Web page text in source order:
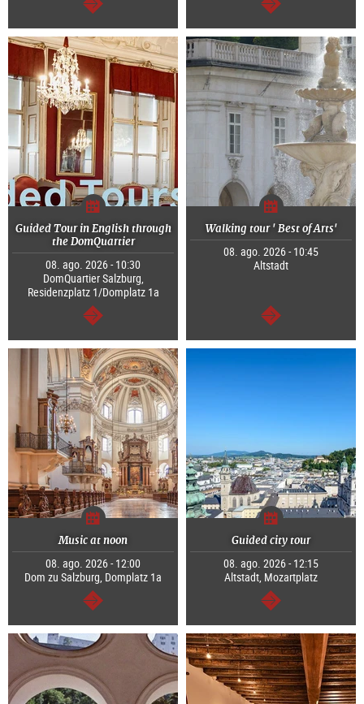
segue segue
Guided Tour in English through
the DomQuartier
08. ago. 2026 - 10:30
DomQuartier Salzburg,
Residenzplatz 1/Domplatz 1a
segue
Walking tour ' Best of Arts'
08. ago. 2026 - 10:45
Altstadt
segue
Music at noon
08. ago. 2026 - 12:00
Dom zu Salzburg, Domplatz 1a
segue
Guided city tour
08. ago. 2026 - 12:15
Altstadt, Mozartplatz
segue